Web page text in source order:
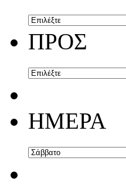
ΠΡΟΣ
ΗΜΕΡΑ